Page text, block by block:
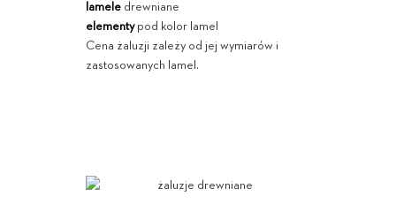
lameledrewniane
elementypod kolor lamel
Cena żaluzji zależy od jej wymiarów i
zastosowanych lamel.